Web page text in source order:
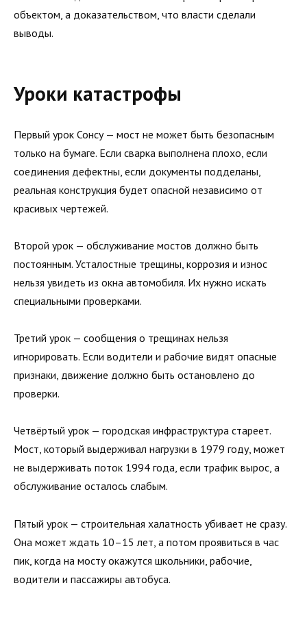
объектом, а доказательством, что власти сделали
выводы.
Уроки катастрофы
Первый урок Сонсу — мост не может быть безопасным
только на бумаге. Если сварка выполнена плохо, если
соединения дефектны, если документы подделаны,
реальная конструкция будет опасной независимо от
красивых чертежей.
Второй урок — обслуживание мостов должно быть
постоянным. Усталостные трещины, коррозия и износ
нельзя увидеть из окна автомобиля. Их нужно искать
специальными проверками.
Третий урок — сообщения о трещинах нельзя
игнорировать. Если водители и рабочие видят опасные
признаки, движение должно быть остановлено до
проверки.
Четвёртый урок — городская инфраструктура стареет.
Мост, который выдерживал нагрузки в 1979 году, может
не выдерживать поток 1994 года, если трафик вырос, а
обслуживание осталось слабым.
Пятый урок — строительная халатность убивает не сразу.
Она может ждать 10–15 лет, а потом проявиться в час
пик, когда на мосту окажутся школьники, рабочие,
водители и пассажиры автобуса.